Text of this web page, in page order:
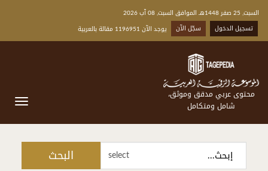
السبت, 25 صفر 1448هـ الموافق السبت, 08 آب 2026
تسجيل الدخول
سجّل الآن يوجد الآن 1196951 مقالة بالعربية
محتوى عربي مدقق وموثق،
شامل ومتكامل
select البحث